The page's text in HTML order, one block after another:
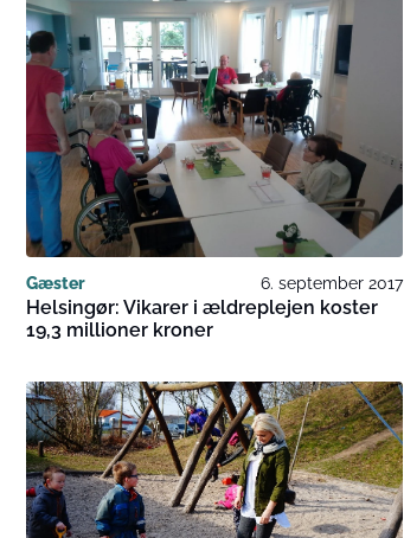
Gæster 6. september 2017
Helsingør: Vikarer i ældreplejen koster
19,3 millioner kroner